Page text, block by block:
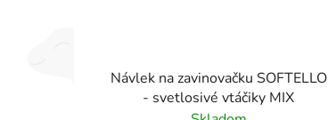
Návlek na zavinovačku SOFTELLO
- svetlosivé vtáčiky MIX